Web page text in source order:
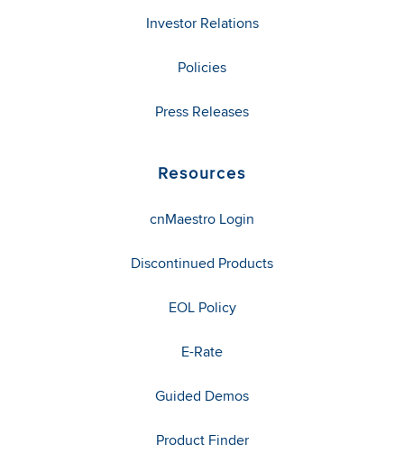
Investor Relations
Policies
Press Releases
Resources
cnMaestro Login
Discontinued Products
EOL Policy
E-Rate
Guided Demos
Product Finder